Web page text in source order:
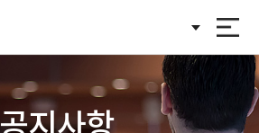
공지사항